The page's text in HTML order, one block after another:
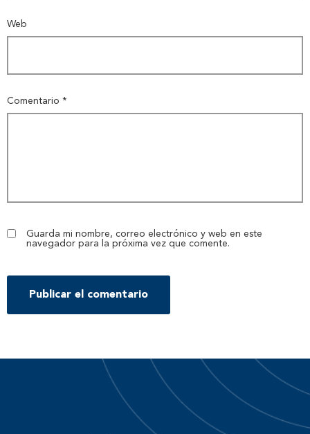
Comentario *
Web
Guarda mi nombre, correo electrónico y web en este
navegador para la próxima vez que comente.